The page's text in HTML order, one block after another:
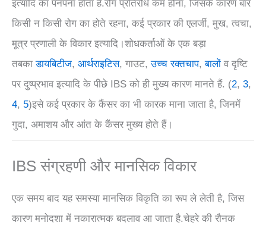
इत्यादि का पनपना होता है.रोग प्रतिरोध कम होना, जिसके कारण बार
किसी न किसी रोग का होते रहना, कई प्रकार की एलर्जी, मुख, त्वचा,
मूत्र प्रणाली के विकार इत्यादि।शोधकर्ताओं के एक बड़ा
तबकाडायबिटीज, आर्थराइटिस, गाउट,उच्च रक्तचाप,बालों व दृष्टि
पर दुष्प्रभाव इत्यादि के पीछे IBS को ही मुख्य कारण मानते हैं. (2, 3,
4, 5)इसे कई प्रकार के कैंसर का भी कारक माना जाता है, जिनमें
गुदा, अमाशय और आंत के कैंसर मुख्य होते हैं।
IBS संग्रहणी और मानसिक विकार
एक समय बाद यह समस्या मानसिक विकृति का रूप ले लेती है, जिस
कारण मनोदशा में नकारात्मक बदलाव आ जाता है.चेहरे की रौनक